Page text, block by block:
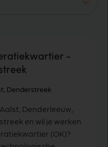
-
Denderstreek
Denderleeuw,
en wil je werken
(OK)?